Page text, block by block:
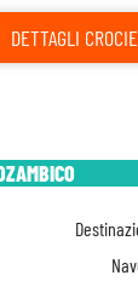
DETTAGLI